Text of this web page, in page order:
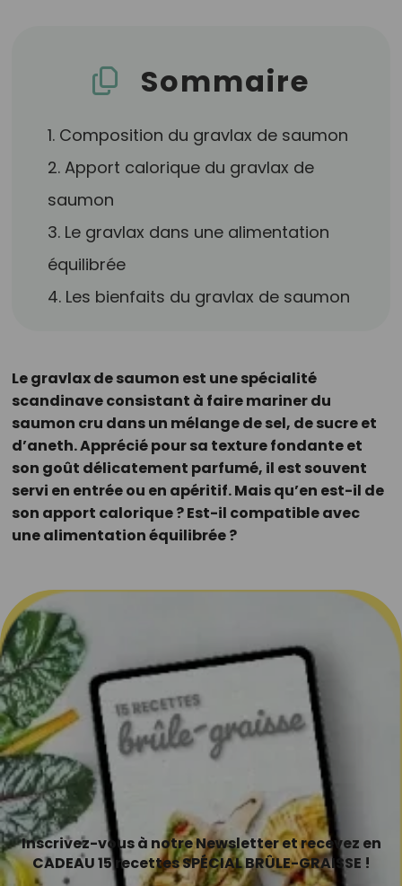
Sommaire
1. Composition du gravlax de saumon
2. Apport calorique du gravlax de
saumon
3. Le gravlax dans une alimentation
équilibrée
4. Les bienfaits du gravlax de saumon
Le gravlax de saumon est une spécialité
scandinave consistant à faire mariner du
saumon cru dans un mélange de sel, de sucre et
d’aneth. Apprécié pour sa texture fondante et
son goût délicatement parfumé, il est souvent
servi en entrée ou en apéritif. Mais qu’en est-il de
son apport calorique ? Est-il compatible avec
une alimentation équilibrée ?
Inscrivez-vous à notre Newsletter et recevez en
CADEAU 15 recettes SPÉCIAL BRÛLE-GRAISSE !